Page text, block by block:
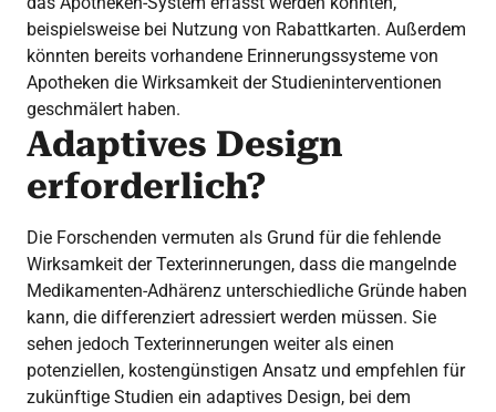
beispielsweise bei Nutzung von Rabattkarten. Außerdem
könnten bereits vorhandene Erinnerungssysteme von
Apotheken die Wirksamkeit der Studieninterventionen
geschmälert haben.
Adaptives Design
erforderlich?
Die Forschenden vermuten als Grund für die fehlende
Wirksamkeit der Texterinnerungen, dass die mangelnde
Medikamenten-Adhärenz unterschiedliche Gründe haben
kann, die differenziert adressiert werden müssen. Sie
sehen jedoch Texterinnerungen weiter als einen
potenziellen, kostengünstigen Ansatz und empfehlen für
zukünftige Studien ein adaptives Design, bei dem